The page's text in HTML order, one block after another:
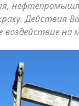
Действия
воздействие